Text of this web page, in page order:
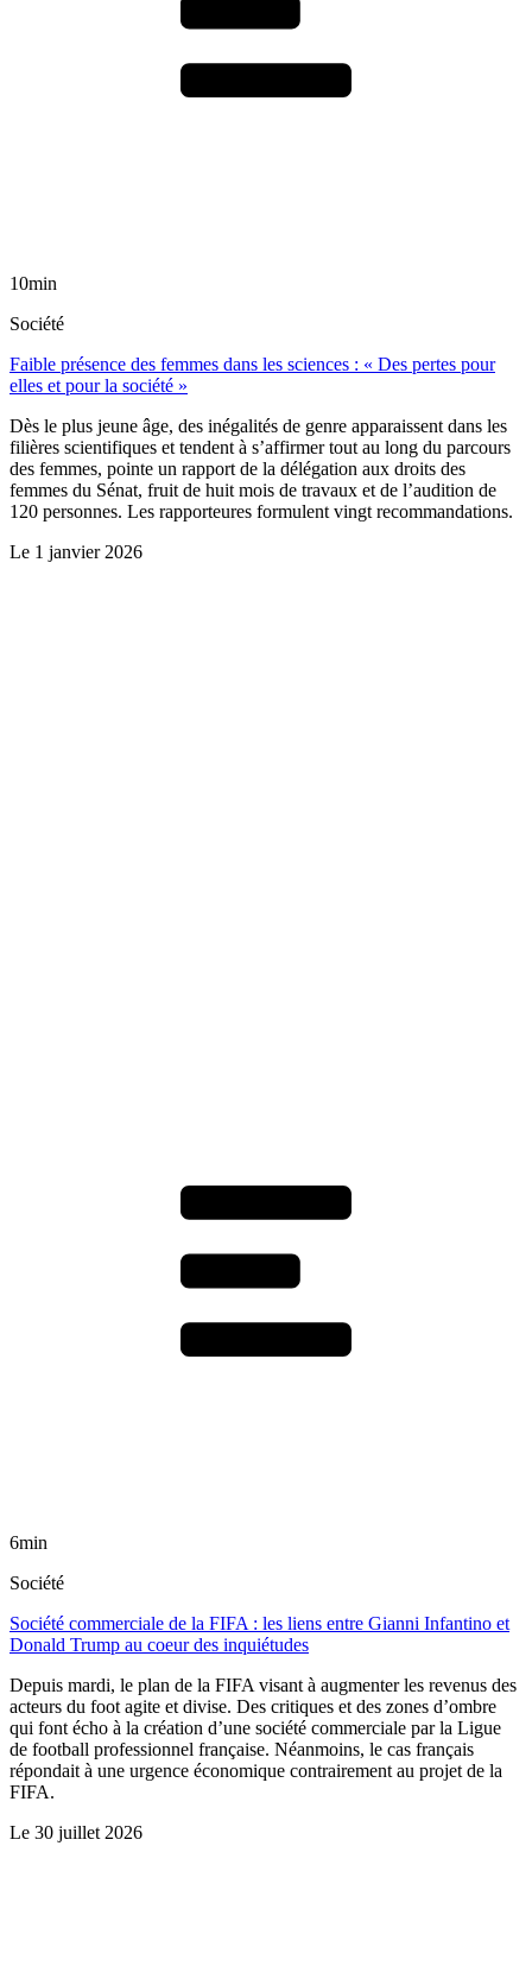
10min
Société
Faible présence des femmes dans les sciences : « Des pertes pour
elles et pour la société »
Dès le plus jeune âge, des inégalités de genre apparaissent dans les
filières scientifiques et tendent à s’affirmer tout au long du parcours
des femmes, pointe un rapport de la délégation aux droits des
femmes du Sénat, fruit de huit mois de travaux et de l’audition de
120 personnes. Les rapporteures formulent vingt recommandations.
Le 1 janvier 2026
6min
Société
Société commerciale de la FIFA : les liens entre Gianni Infantino et
Donald Trump au coeur des inquiétudes
Depuis mardi, le plan de la FIFA visant à augmenter les revenus des
acteurs du foot agite et divise. Des critiques et des zones d’ombre
qui font écho à la création d’une société commerciale par la Ligue
de football professionnel française. Néanmoins, le cas français
répondait à une urgence économique contrairement au projet de la
FIFA.
Le 30 juillet 2026